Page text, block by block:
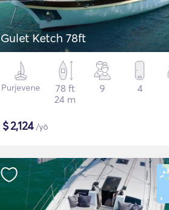
Gulet Ketch 78ft
Purjevene
78 ft
24 m
9 4
$2,124/yö